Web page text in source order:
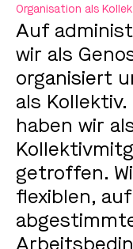
Organisation als
Auf
wir als
organisiert
als
haben wir
getroffen.
flexiblen,